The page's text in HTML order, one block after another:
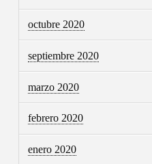
octubre 2020
septiembre 2020
marzo 2020
febrero 2020
enero 2020